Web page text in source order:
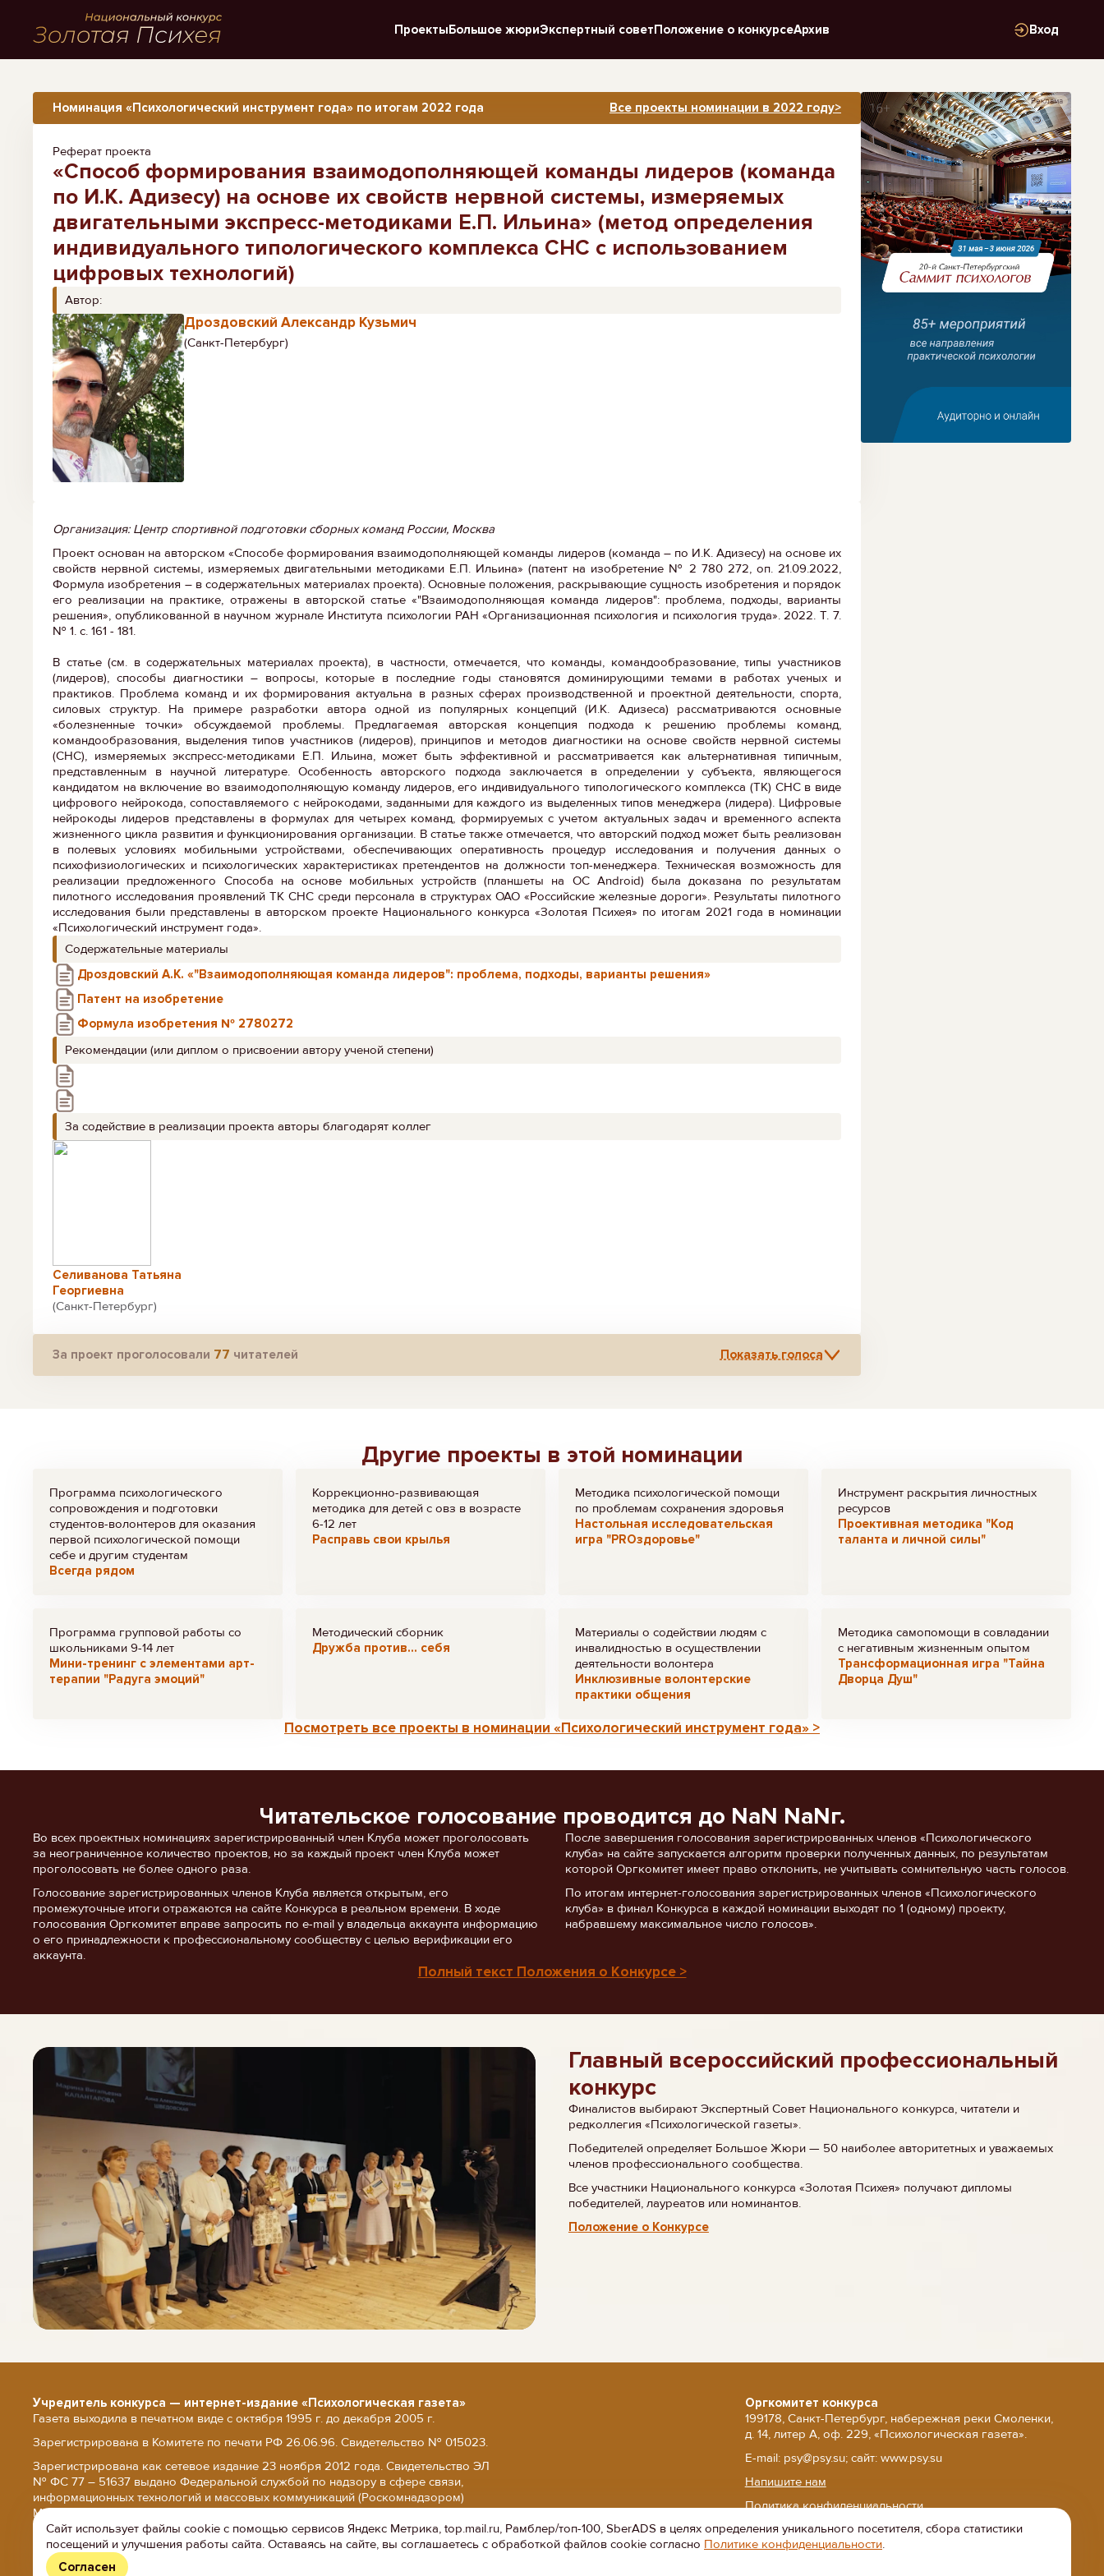
Вход
ПроектыБольшое жюриЭкспертный советПоложение о конкурсеАрхив
Номинация «Психологический инструмент года» по итогам 2022 года Все проекты номинации в 2022 году>
Реферат проекта
«Способ формирования взаимодополняющей команды лидеров (команда
по И.К. Адизесу) на основе их свойств нервной системы, измеряемых
двигательными экспресс-методиками Е.П. Ильина» (метод определения
индивидуального типологического комплекса СНС с использованием
цифровых технологий)
Автор:
Дроздовский Александр Кузьмич
(Санкт-Петербург)
Организация: Центр спортивной подготовки сборных команд России, Москва
Проект основан на авторском «Способе формирования взаимодополняющей команды лидеров (команда – по И.К. Адизесу) на основе их
свойств нервной системы, измеряемых двигательными методиками Е.П. Ильина» (патент на изобретение № 2 780 272, оп. 21.09.2022,
Формула изобретения – в содержательных материалах проекта). Основные положения, раскрывающие сущность изобретения и порядок
его реализации на практике, отражены в авторской статье «"Взаимодополняющая команда лидеров": проблема, подходы, варианты
решения», опубликованной в научном журнале Института психологии РАН «Организационная психология и психология труда». 2022. Т. 7.
№ 1. с. 161 - 181.
В статье (см. в содержательных материалах проекта), в частности, отмечается, что команды, командообразование, типы участников
(лидеров), способы диагностики – вопросы, которые в последние годы становятся доминирующими темами в работах ученых и
практиков. Проблема команд и их формирования актуальна в разных сферах производственной и проектной деятельности, спорта,
силовых структур. На примере разработки автора одной из популярных концепций (И.К. Адизеса) рассматриваются основные
«болезненные точки» обсуждаемой проблемы. Предлагаемая авторская концепция подхода к решению проблемы команд,
командообразования, выделения типов участников (лидеров), принципов и методов диагностики на основе свойств нервной системы
(СНС), измеряемых экспресс-методиками Е.П. Ильина, может быть эффективной и рассматривается как альтернативная типичным,
представленным в научной литературе. Особенность авторского подхода заключается в определении у субъекта, являющегося
кандидатом на включение во взаимодополняющую команду лидеров, его индивидуального типологического комплекса (ТК) СНС в виде
цифрового нейрокода, сопоставляемого с нейрокодами, заданными для каждого из выделенных типов менеджера (лидера). Цифровые
нейрокоды лидеров представлены в формулах для четырех команд, формируемых с учетом актуальных задач и временного аспекта
жизненного цикла развития и функционирования организации. В статье также отмечается, что авторский подход может быть реализован
в полевых условиях мобильными устройствами, обеспечивающих оперативность процедур исследования и получения данных о
психофизиологических и психологических характеристиках претендентов на должности топ-менеджера. Техническая возможность для
реализации предложенного Способа на основе мобильных устройств (планшеты на ОС Android) была доказана по результатам
пилотного исследования проявлений ТК CНС среди персонала в структурах ОАО «Российские железные дороги». Результаты пилотного
исследования были представлены в авторском проекте Национального конкурса «Золотая Психея» по итогам 2021 года в номинации
«Психологический инструмент года».
Содержательные материалы
Дроздовский А.К. «"Взаимодополняющая команда лидеров": проблема, подходы, варианты решения»
Патент на изобретение
Формула изобретения № 2780272
Рекомендации (или диплом о присвоении автору ученой степени)
За содействие в реализации проекта авторы благодарят коллег
Селиванова Татьяна
Георгиевна
(Санкт-Петербург)
За проект проголосовали 77 читателей Показать голоса
Реклама
Другие проекты в этой номинации
Программа психологического
сопровождения и подготовки
студентов-волонтеров для оказания
первой психологической помощи
себе и другим студентам
Всегда рядом
Коррекционно-развивающая
методика для детей с овз в возрасте
6-12 лет
Расправь свои крылья
Методика психологической помощи
по проблемам сохранения здоровья
Настольная исследовательская
игра "PROздоровье"
Инструмент раскрытия личностных
ресурсов
Проективная методика "Код
таланта и личной силы"
Программа групповой работы со
школьниками 9-14 лет
Мини-тренинг с элементами арт-
терапии "Радуга эмоций"
Методический сборник
Дружба против... себя
Материалы о содействии людям с
инвалидностью в осуществлении
деятельности волонтера
Инклюзивные волонтерские
практики общения
Методика самопомощи в совладании
с негативным жизненным опытом
Трансформационная игра "Тайна
Дворца Душ"
Посмотреть все проекты в номинации «Психологический инструмент года» >
Читательское голосование проводится до NaN NaNг.
Во всех проектных номинациях зарегистрированный член Клуба может проголосовать
за неограниченное количество проектов, но за каждый проект член Клуба может
проголосовать не более одного раза.
Голосование зарегистрированных членов Клуба является открытым, его
промежуточные итоги отражаются на сайте Конкурса в реальном времени. В ходе
голосования Оргкомитет вправе запросить по e-mail у владельца аккаунта информацию
о его принадлежности к профессиональному сообществу с целью верификации его
аккаунта.
После завершения голосования зарегистрированных членов «Психологического
клуба» на сайте запускается алгоритм проверки полученных данных, по результатам
которой Оргкомитет имеет право отклонить, не учитывать сомнительную часть голосов.
По итогам интернет-голосования зарегистрированных членов «Психологического
клуба» в финал Конкурса в каждой номинации выходят по 1 (одному) проекту,
набравшему максимальное число голосов».
Полный текст Положения о Конкурсе >
Главный всероссийский профессиональный
конкурс
Финалистов выбирают Экспертный Совет Национального конкурса, читатели и
редколлегия «Психологической газеты».
Победителей определяет Большое Жюри — 50 наиболее авторитетных и уважаемых
членов профессионального сообщества.
Все участники Национального конкурса «Золотая Психея» получают дипломы
победителей, лауреатов или номинантов.
Положение о Конкурсе
Учредитель конкурса — интернет-издание «Психологическая газета»
Газета выходила в печатном виде с октября 1995 г. до декабря 2005 г.
Зарегистрирована в Комитете по печати РФ 26.06.96. Свидетельство № 015023.
Зарегистрирована как сетевое издание 23 ноября 2012 года. Свидетельство ЭЛ
№ ФС 77 – 51637 выдано Федеральной службой по надзору в сфере связи,
информационных технологий и массовых коммуникаций (Роскомнадзором)
Министерства связи и массовых коммуникаций Российской Федерации.
Оргкомитет конкурса
199178, Санкт-Петербург, набережная реки Смоленки,
д. 14, литер А, оф. 229, «Психологическая газета».
E-mail: psy@psy.su; сайт: www.psy.su
Напишите нам
Политика конфиденциальности
Положение об обработке персональных данных
Сайт использует файлы cookie с помощью сервисов Яндекс Метрика, top.mail.ru, Рамблер/топ-100, SberADS в целях определения уникального посетителя, сбора статистики
посещений и улучшения работы сайта. Оставаясь на сайте, вы соглашаетесь с обработкой файлов cookie согласно Политике конфиденциальности.
Согласен